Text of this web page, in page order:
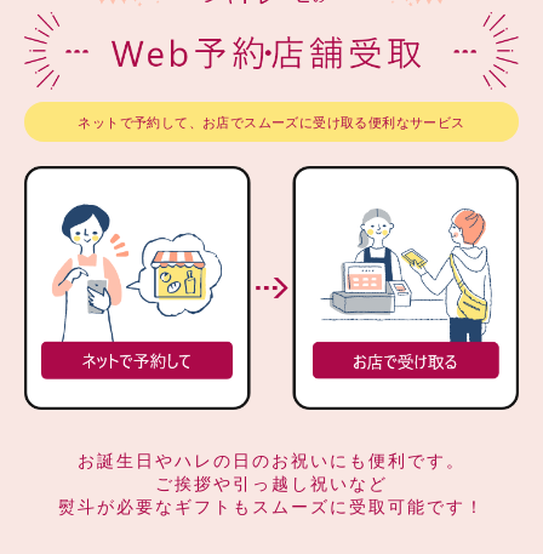
ネットで予約して、お店でスムーズに受け取る便利なサービス
お誕生日やハレの日のお祝いにも便利です。
ご挨拶や引っ越し祝いなど
熨斗が必要なギフトもスムーズに受取可能です！